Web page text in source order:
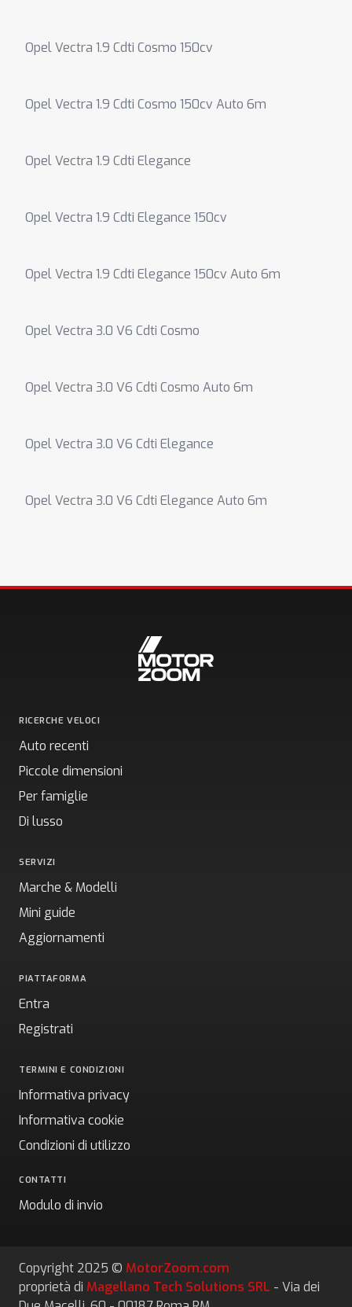
Opel Vectra 1.9 Cdti Cosmo 150cv
Opel Vectra 1.9 Cdti Cosmo 150cv Auto 6m
Opel Vectra 1.9 Cdti Elegance
Opel Vectra 1.9 Cdti Elegance 150cv
Opel Vectra 1.9 Cdti Elegance 150cv Auto 6m
Opel Vectra 3.0 V6 Cdti Cosmo
Opel Vectra 3.0 V6 Cdti Cosmo Auto 6m
Opel Vectra 3.0 V6 Cdti Elegance
Opel Vectra 3.0 V6 Cdti Elegance Auto 6m
RICERCHE VELOCI
Auto recenti
Piccole dimensioni
Per famiglie
Di lusso
SERVIZI
Marche & Modelli
Mini guide
Aggiornamenti
PIATTAFORMA
Entra
Registrati
TERMINI E CONDIZIONI
Informativa privacy
Informativa cookie
Condizioni di utilizzo
CONTATTI
Modulo di invio
Copyright 2025 © MotorZoom.com
proprietà di Magellano Tech Solutions SRL - Via dei